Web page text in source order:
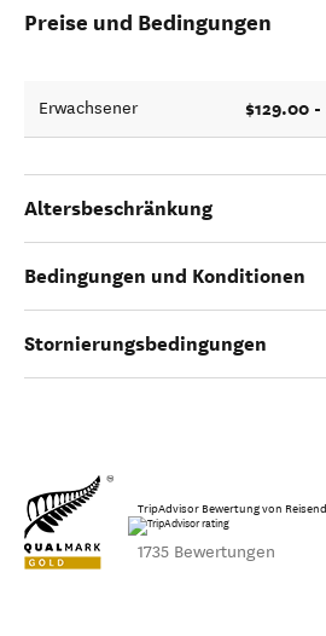
Preise und Bedingungen
Erwachsener $129.00
Altersbeschränkung
Bedingungen und Konditionen
Stornierungsbedingungen
TripAdvisor Bewertung von
1735 Bewertungen